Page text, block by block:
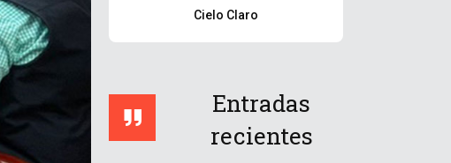
Cielo Claro
Entradas
recientes